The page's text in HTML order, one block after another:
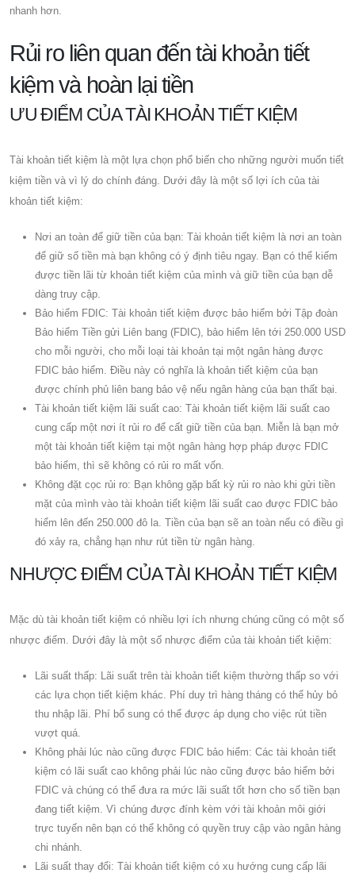
nhanh hơn.
Rủi ro liên quan đến tài khoản tiết
kiệm và hoàn lại tiền
ƯU ĐIỂM CỦA TÀI KHOẢN TIẾT KIỆM
Tài khoản tiết kiệm là một lựa chọn phổ biến cho những người muốn tiết
kiệm tiền và vì lý do chính đáng. Dưới đây là một số lợi ích của tài
khoản tiết kiệm:
Nơi an toàn để giữ tiền của bạn: Tài khoản tiết kiệm là nơi an toàn
để giữ số tiền mà bạn không có ý định tiêu ngay. Bạn có thể kiếm
được tiền lãi từ khoản tiết kiệm của mình và giữ tiền của bạn dễ
dàng truy cập.
Bảo hiểm FDIC: Tài khoản tiết kiệm được bảo hiểm bởi Tập đoàn
Bảo hiểm Tiền gửi Liên bang (FDIC), bảo hiểm lên tới 250.000 USD
cho mỗi người, cho mỗi loại tài khoản tại một ngân hàng được
FDIC bảo hiểm. Điều này có nghĩa là khoản tiết kiệm của bạn
được chính phủ liên bang bảo vệ nếu ngân hàng của bạn thất bại.
Tài khoản tiết kiệm lãi suất cao: Tài khoản tiết kiệm lãi suất cao
cung cấp một nơi ít rủi ro để cất giữ tiền của bạn. Miễn là bạn mở
một tài khoản tiết kiệm tại một ngân hàng hợp pháp được FDIC
bảo hiểm, thì sẽ không có rủi ro mất vốn.
Không đặt cọc rủi ro: Bạn không gặp bất kỳ rủi ro nào khi gửi tiền
mặt của mình vào tài khoản tiết kiệm lãi suất cao được FDIC bảo
hiểm lên đến 250.000 đô la. Tiền của bạn sẽ an toàn nếu có điều gì
đó xảy ra, chẳng hạn như rút tiền từ ngân hàng.
NHƯỢC ĐIỂM CỦA TÀI KHOẢN TIẾT KIỆM
Mặc dù tài khoản tiết kiệm có nhiều lợi ích nhưng chúng cũng có một số
nhược điểm. Dưới đây là một số nhược điểm của tài khoản tiết kiệm:
Lãi suất thấp: Lãi suất trên tài khoản tiết kiệm thường thấp so với
các lựa chọn tiết kiệm khác. Phí duy trì hàng tháng có thể hủy bỏ
thu nhập lãi. Phí bổ sung có thể được áp dụng cho việc rút tiền
vượt quá.
Không phải lúc nào cũng được FDIC bảo hiểm: Các tài khoản tiết
kiệm có lãi suất cao không phải lúc nào cũng được bảo hiểm bởi
FDIC và chúng có thể đưa ra mức lãi suất tốt hơn cho số tiền bạn
đang tiết kiệm. Vì chúng được đính kèm với tài khoản môi giới
trực tuyến nên bạn có thể không có quyền truy cập vào ngân hàng
chi nhánh.
Lãi suất thay đổi: Tài khoản tiết kiệm có xu hướng cung cấp lãi